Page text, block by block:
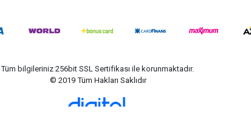
Tüm bilgileriniz 256bit SSL Sertifikası ile korunmaktadır.
© 2019Tüm Hakları Saklıdır